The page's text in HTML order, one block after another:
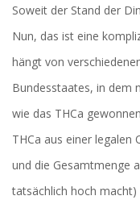
Soweit der Stand der
Nun, das ist eine
hängt von
Bundesstaates, in dem
wie das THCa
THCa aus einer legalen
und die Gesamtmenge
tatsächlich hoch macht)